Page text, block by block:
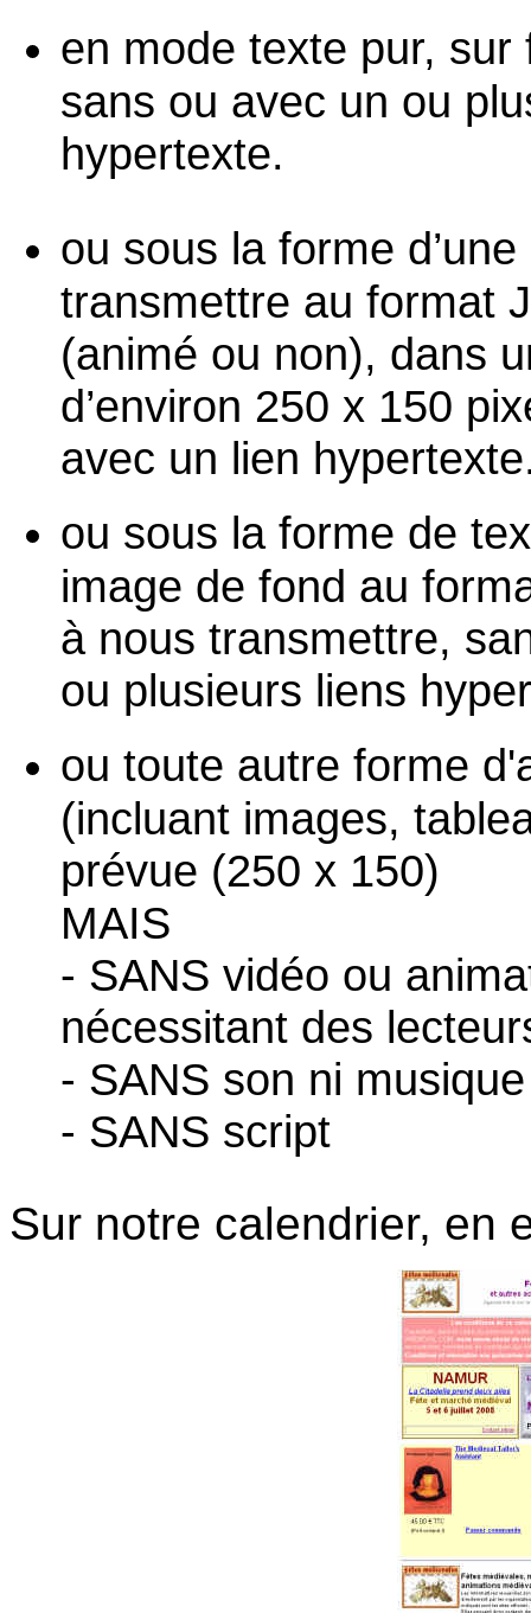
en mode texte pur,
sans ou avec un ou
hypertexte.
ou sous la forme
transmettre au format
(animé ou non), dans
d’environ 250 x 150
avec un lien
ou sous la forme de
image de fond au
à nous transmettre,
ou plusieurs liens
ou toute autre forme
(incluant images,
prévue (250 x 150)
MAIS
- SANS vidéo ou
nécessitant des
- SANS son ni musique
- SANS script
Sur notre calendrier, en